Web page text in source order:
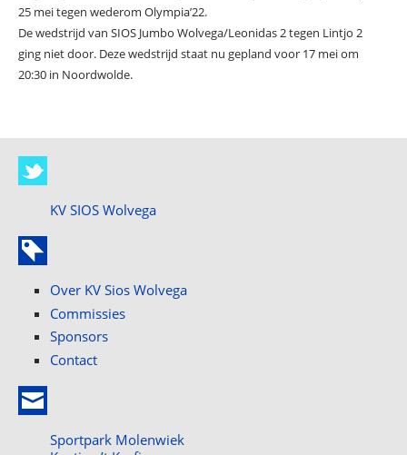
25 mei tegen wederom Olympia’22.
De wedstrijd van SIOS Jumbo Wolvega/Leonidas 2 tegen Lintjo 2
ging niet door. Deze wedstrijd staat nu gepland voor 17 mei om
20:30 in Noordwolde.
KV SIOS Wolvega
Over KV Sios Wolvega
Commissies
Sponsors
Contact
Sportpark Molenwiek